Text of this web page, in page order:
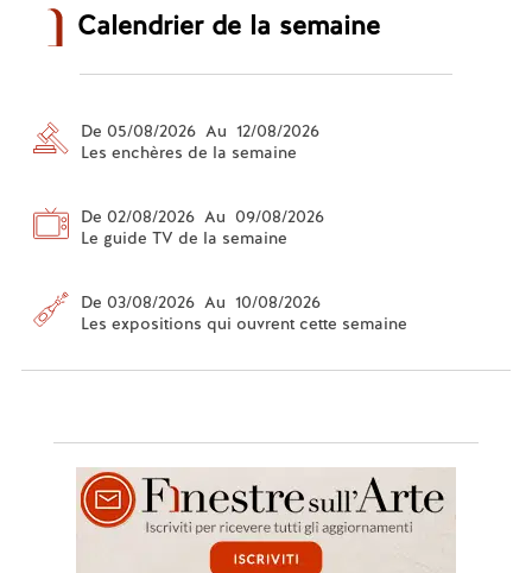
Calendrier de la semaine
De 05/08/2026 Au 12/08/2026
Les enchères de la semaine
De 02/08/2026 Au 09/08/2026
Le guide TV de la semaine
De 03/08/2026 Au 10/08/2026
Les expositions qui ouvrent cette semaine